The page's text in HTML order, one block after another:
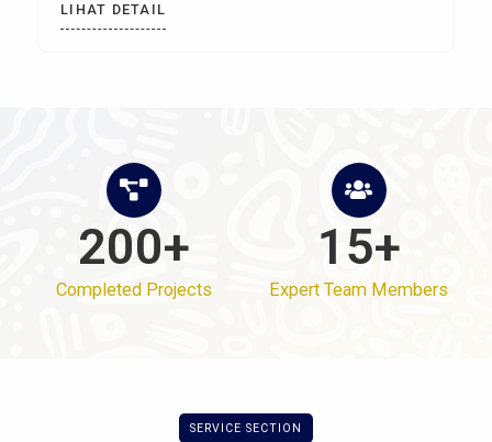
LIHAT DETAIL
200+
Completed Projects
15+
Expert Team Members
SERVICE SECTION